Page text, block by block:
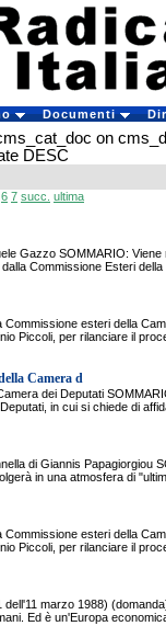
Documenti
on
DESC
6 7 succ. ultima
Gazzo SOMMARIO: Viene
Commissione Esteri
esteri della
Piccoli, per rilanciare il
Camera d
dei Deputati
in cui si chiede di
di Giannis Papagiorgiou
in una atmosfera di
esteri della
Piccoli, per rilanciare il
marzo 1988)
Ed è un'Europa